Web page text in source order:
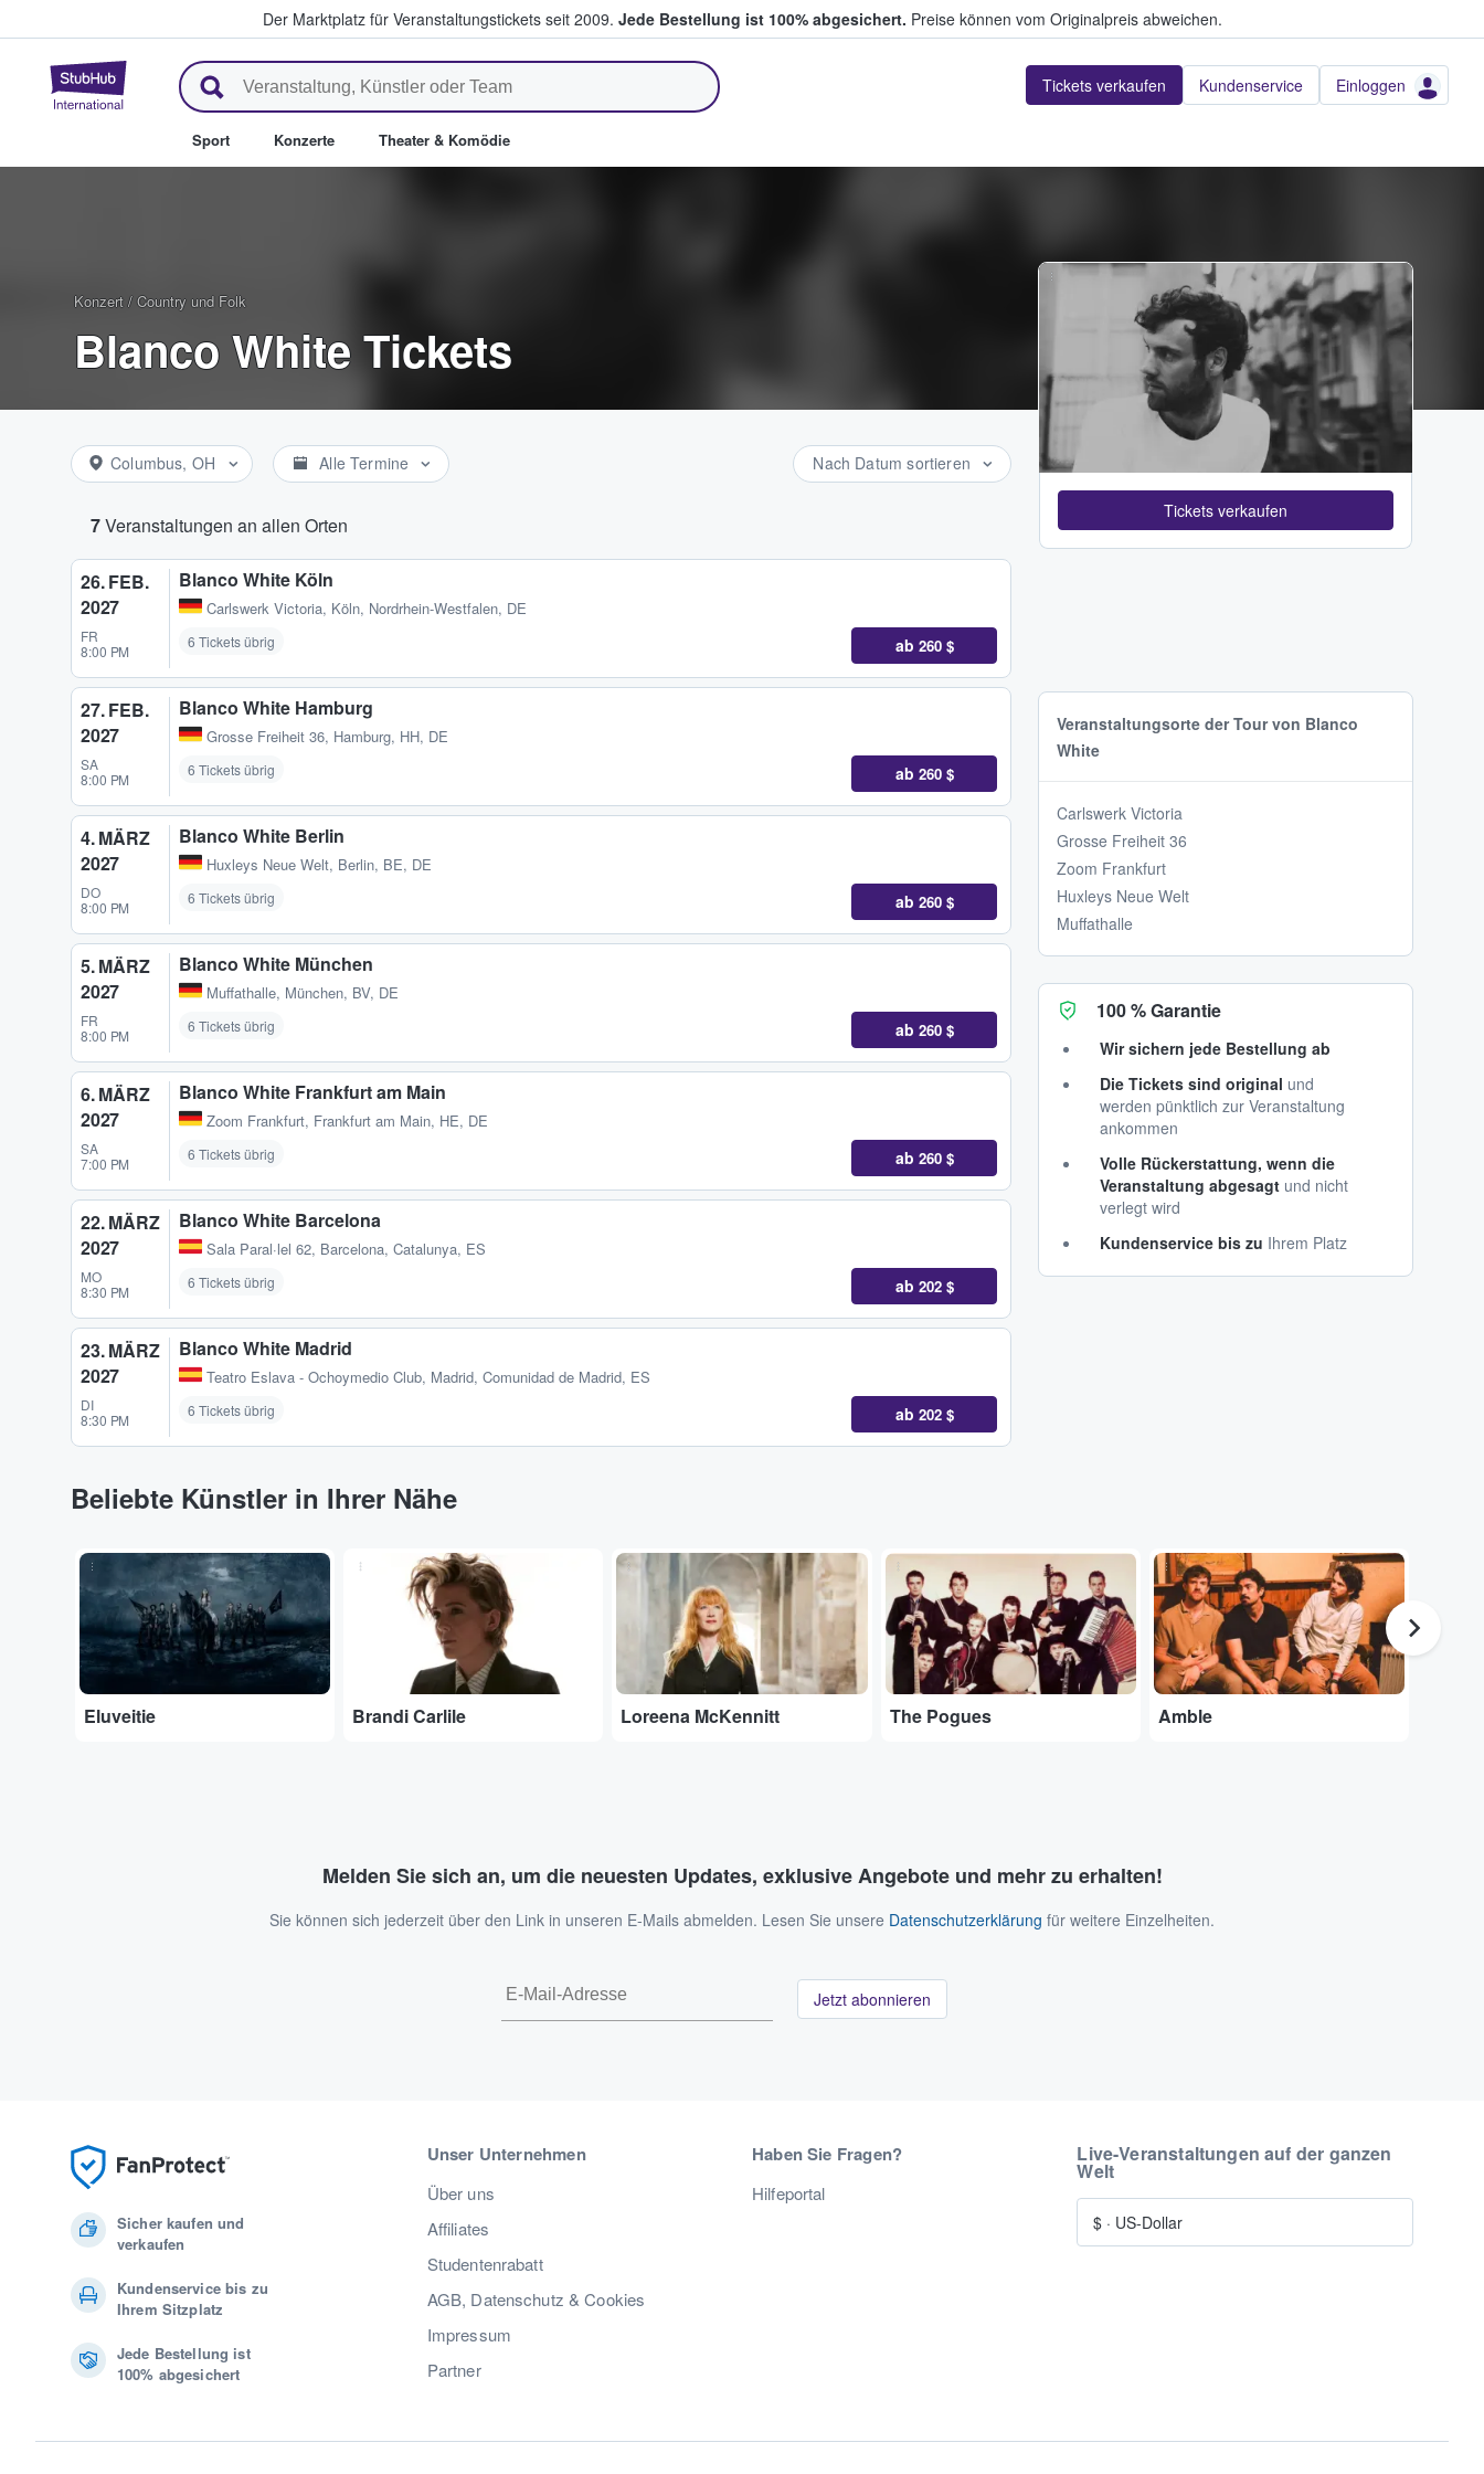
Der Marktplatz für Veranstaltungstickets seit 2009. Jede Bestellung ist 100% abgesichert. Preise können vom Originalpreis abweichen.
StubHub - Wo Fans Tickets kaufen & verkaufen Tickets verkaufen Kundenservice Einloggen
Sport Konzerte Theater & Komödie
Konzert / Country und Folk
Blanco White Tickets
Columbus, OH Alle Termine Nach Datum sortieren
7Veranstaltungen an allen Orten
26. FEB.
2027
FR
8:00 PM
Blanco White Köln
Carlswerk Victoria, Köln, Nordrhein-Westfalen, DE
6 Tickets übrig ab 260 $
27. FEB.
2027
SA
8:00 PM
Blanco White Hamburg
Grosse Freiheit 36, Hamburg, HH, DE
6 Tickets übrig ab 260 $
4. MÄRZ
2027
DO
8:00 PM
Blanco White Berlin
Huxleys Neue Welt, Berlin, BE, DE
6 Tickets übrig ab 260 $
5. MÄRZ
2027
FR
8:00 PM
Blanco White München
Muffathalle, München, BV, DE
6 Tickets übrig ab 260 $
6. MÄRZ
2027
SA
7:00 PM
Blanco White Frankfurt am Main
Zoom Frankfurt, Frankfurt am Main, HE, DE
6 Tickets übrig ab 260 $
22. MÄRZ
2027
MO
8:30 PM
Blanco White Barcelona
Sala Paral·lel 62, Barcelona, Catalunya, ES
6 Tickets übrig ab 202 $
23. MÄRZ
2027
DI
8:30 PM
Blanco White Madrid
Teatro Eslava - Ochoymedio Club, Madrid, Comunidad de Madrid, ES
6 Tickets übrig ab 202 $
...
Tickets verkaufen
Veranstaltungsorte der Tour von Blanco
White
Carlswerk Victoria
Grosse Freiheit 36
Zoom Frankfurt
Huxleys Neue Welt
Muffathalle
100 % Garantie
Wir sichern jede Bestellung ab
Die Tickets sind original und
werden pünktlich zur Veranstaltung
ankommen
Volle Rückerstattung, wenn die
Veranstaltung abgesagt und nicht
verlegt wird
Kundenservice bis zu Ihrem Platz
Beliebte Künstler in Ihrer Nähe
...
Eluveitie
...
Brandi Carlile
...
Loreena McKennitt
...
The Pogues
...
Amble
Melden Sie sich an, um die neuesten Updates, exklusive Angebote und mehr zu erhalten!
Sie können sich jederzeit über den Link in unseren E-Mails abmelden. Lesen Sie unsere Datenschutzerklärung für weitere Einzelheiten.
Jetzt abonnieren
Sicher kaufen und
verkaufen
Kundenservice bis zu
Ihrem Sitzplatz
Jede Bestellung ist
100% abgesichert
Unser Unternehmen
Über uns
Affiliates
Studentenrabatt
AGB, Datenschutz & Cookies
Impressum
Partner
Haben Sie Fragen?
Hilfeportal
Live-Veranstaltungen auf der ganzen
Welt
$ · US-Dollar